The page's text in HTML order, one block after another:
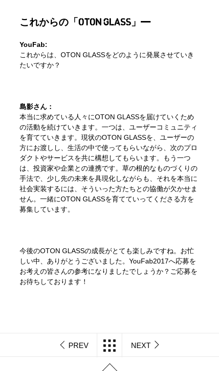
これからの「OTON GLASS」
YouFab:
これからは、OTON GLASSをどのように発展させていき
たいですか？
島影さん：
本当に求めている人々にOTON GLASSを届けていくため
の活動を続けていきます。一つは、ユーザーコミュニティ
を育てていきます。現状のOTON GLASSを、ユーザーの
方にお渡しし、生活の中で使ってもらいながら、次のプロ
ダクトやサービスを共に構想してもらいます。もう一つ
は、投資家や企業との連携です。草の根的なものづくりの
手法で、少し先の未来を具現化しながらも、それを本当に
社会実装するには、そういった方たちとの協働が欠かせま
せん。一緒にOTON GLASSを育てていってくださる方を
募集しています。
今後のOTON GLASSの成長がとても楽しみですね。お忙
しい中、ありがとうございました。YouFab2017へ応募を
お考えの皆さんの参考になりましたでしょうか？ご応募を
お待ちしております！
PREV NEXT